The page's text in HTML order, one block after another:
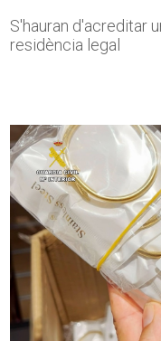
S'hauran d'acreditar
residència legal